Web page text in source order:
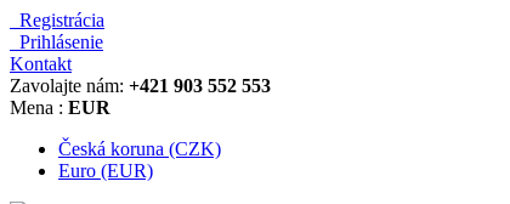
Registrácia
Prihlásenie
Kontakt
Zavolajte nám: +421 903 552 553
Mena : EUR
Česká koruna (CZK)
Euro (EUR)